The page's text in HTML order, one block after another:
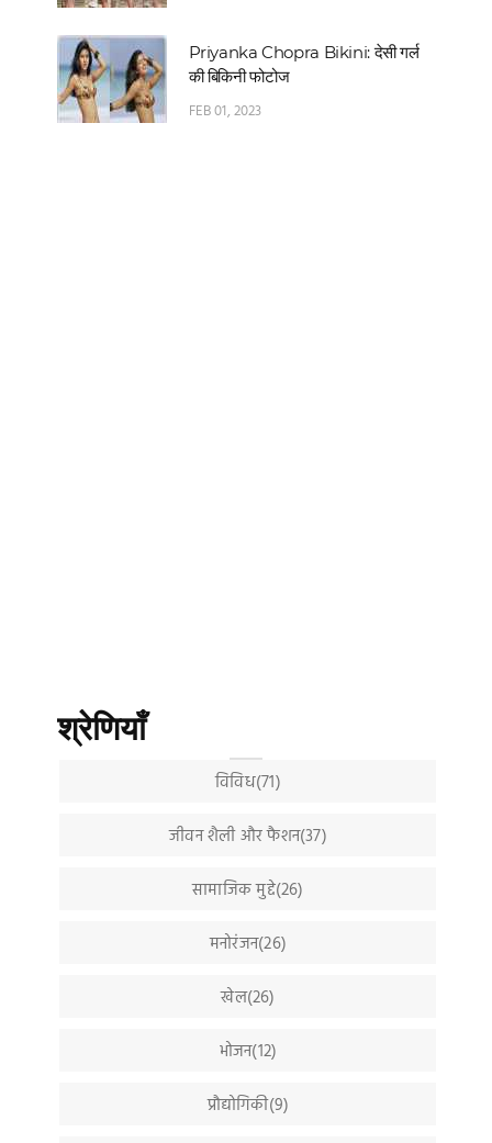
Priyanka Chopra Bikini: देसी गर्ल
की बिकिनी फोटोज
FEB 01, 2023
श्रेणियाँ
विविध(71)
जीवन शैली और फैशन(37)
सामाजिक मुद्दे(26)
मनोरंजन(26)
खेल(26)
भोजन(12)
प्रौद्योगिकी(9)